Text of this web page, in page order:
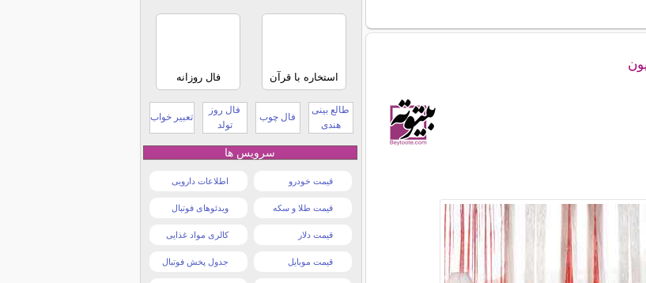
استخاره با قرآن فال روزانه
طالع بینی
هندی
فال چوب
فال روز
تولد
تعبیر خواب
سرویس ها
قیمت خودرو اطلاعات دارویی
قیمت طلا و سکه ویدئوهای فوتبال
قیمت دلار کالری مواد غذایی
قیمت موبایل جدول پخش فوتبال